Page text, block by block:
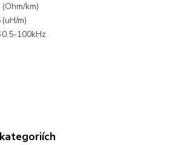
(Ohm/km)
(uH/m)
0.5-100kHz